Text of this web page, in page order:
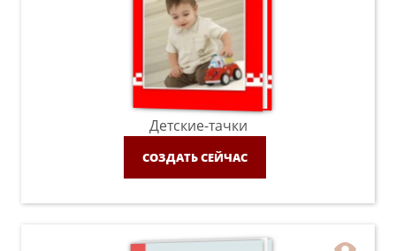
Детские-тачки
СОЗДАТЬ СЕЙЧАС